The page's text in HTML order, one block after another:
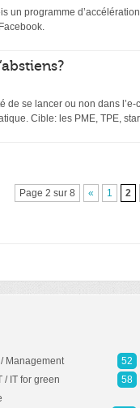
un programme
de se lancer ou non dans
Cible: les PME, TPE,
Page 2 sur 8 « 1 2
Management
52
/ IT for green
58